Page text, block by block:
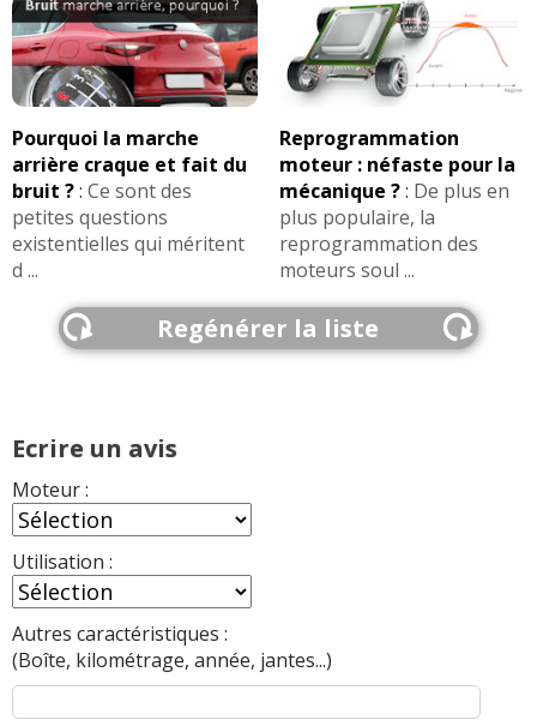
Pourquoi la marche
arrière craque et fait du
bruit ?: Ce sont des
petites questions
existentielles qui méritent
d ...
Reprogrammation
moteur : néfaste pour la
mécanique ?: De plus en
plus populaire, la
reprogrammation des
moteurs soul ...
Regénérer la liste
Ecrire un avis
Moteur :
Utilisation :
Autres caractéristiques :
(Boîte, kilométrage, année, jantes...)